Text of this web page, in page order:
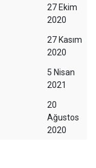
27 Ekim
2020
27 Kasım
2020
5 Nisan
2021
20
Ağustos
2020